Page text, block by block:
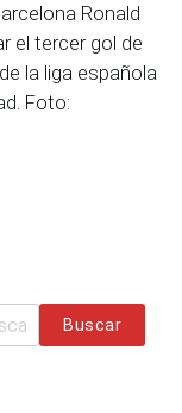
Ronald
el tercer gol de
la liga española
Foto:
Buscar